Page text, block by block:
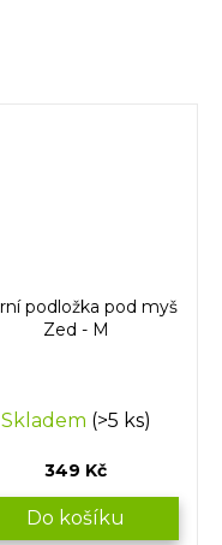
podložka pod myš
Zed - M
Skladem (>5 ks)
349 Kč
Do košíku